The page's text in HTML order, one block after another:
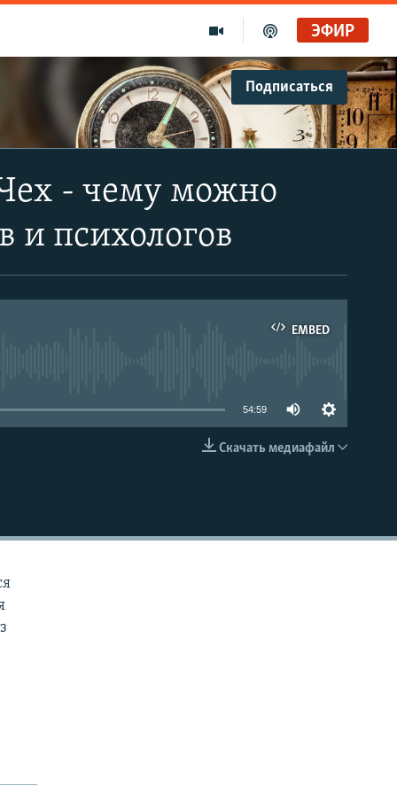
ЭФИР
Подписаться
- чему можно
и психологов
EMBED
EMBED
54:59
Скачать медиафайл